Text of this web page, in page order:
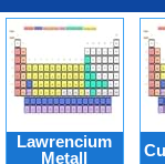
Lawrencium
Metall